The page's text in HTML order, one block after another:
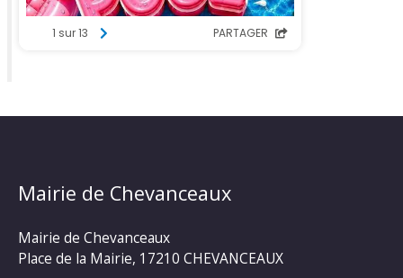
Mairie de Chevanceaux
Mairie de Chevanceaux
Place de la Mairie, 17210 CHEVANCEAUX